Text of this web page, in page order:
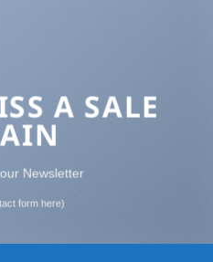
A SALE
Newsletter
form here)